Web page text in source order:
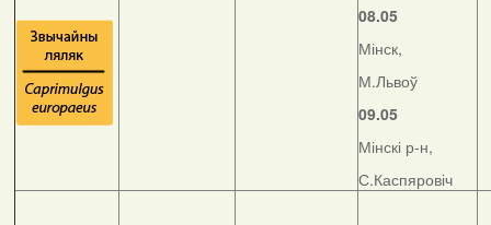
08.05
Мінск,
М.Львоў
09.05
Мінскі р-н,
С.Каспяровіч